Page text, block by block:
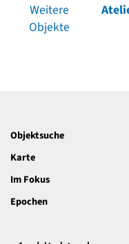
Weitere
Objekte
Objektsuche
Karte
Im Fokus
Epochen